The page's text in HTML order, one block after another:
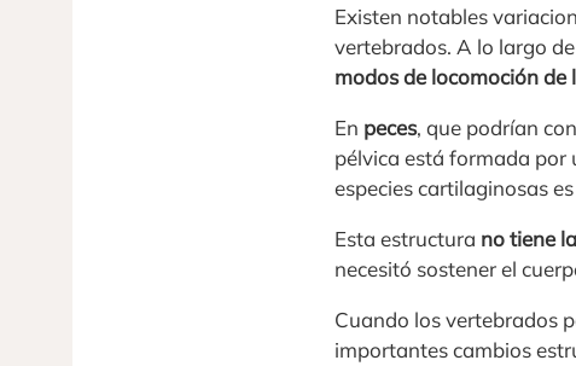
Existen notables
vertebrados. A lo largo
modos de locomoción de
En peces, que podrían
pélvica está formada por
especies cartilaginosas
Esta estructura no tiene
necesitó sostener el
Cuando los vertebrados
importantes cambios